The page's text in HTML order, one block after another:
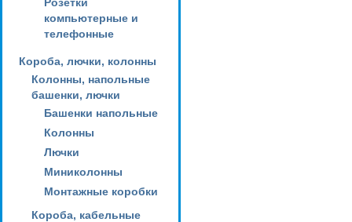
компьютерные и
телефонные
Короба, лючки, колонны
Колонны, напольные
башенки, лючки
Башенки напольные
Колонны
Лючки
Миниколонны
Монтажные коробки
Короба, кабельные